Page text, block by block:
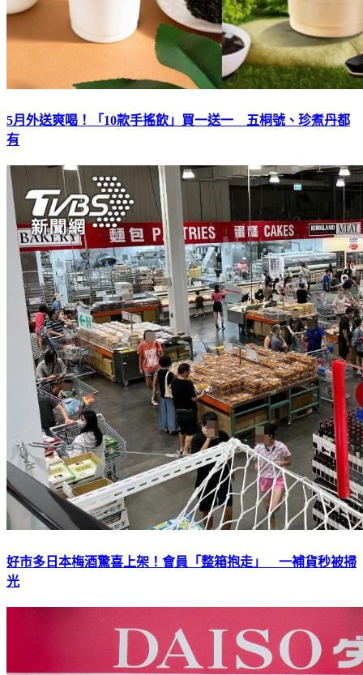
5月外送爽喝！「10款手搖飲」買一送一 五桐號、珍煮丹都
有
好市多日本梅酒驚喜上架！會員「整箱抱走」 一補貨秒被掃
光